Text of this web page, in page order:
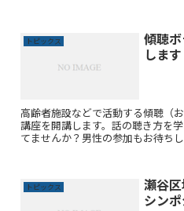
トピックス
傾聴
します
高齢者施設などで活動する傾聴（
講座を開講します。話の聴き方を
てませんか？男性の参加もお待ち
トピックス
瀬谷
シン